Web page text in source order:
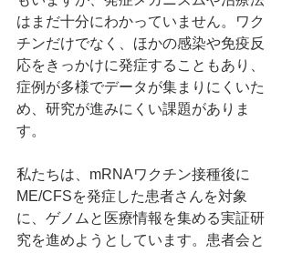
はまだ十分にわかっていません。ワク
チンだけでなく、ほかの感染や免疫反
応をきっかけに発症することもあり、
症例が多様でデータが集まりにくいた
め、研究が進みにくい課題がありま
す。
私たちは、mRNAワクチン接種後に
ME/CFSを発症した患者さんを対象
に、ゲノムと医療情報を集める実証研
究を進めようとしています。患者会と